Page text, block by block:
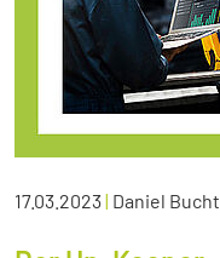
17.03.2023| Daniel